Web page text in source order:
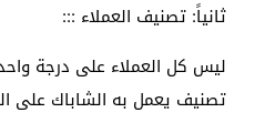
ثانياً: تصنيف العملاء :::
ليس كل العملاء على درجة
تصنيف يعمل به الشاباك على